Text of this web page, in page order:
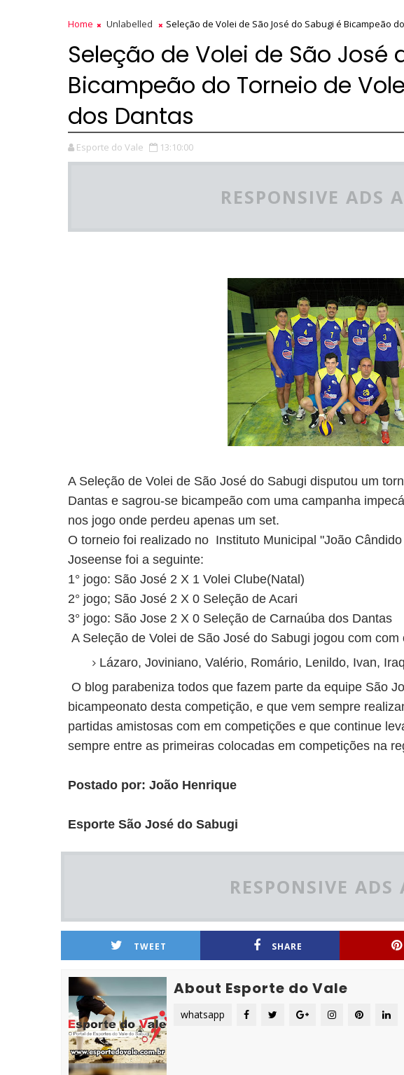
Home Unlabelled Seleção de Volei de São José do Sabugi é Bicampeão
Seleção de Volei de São José
Bicampeão do Torneio de
dos Dantas
Esporte do Vale 13:10:00
RESPONSIVE ADS
A Seleção de Volei de São José do Sabugi disputou um
Dantas e sagrou-se bicampeão com uma campanha
nos jogo onde perdeu apenas um set.
O torneio foi realizado no Instituto Municipal "João
Joseense foi a seguinte:
1° jogo: São José 2 X 1 Volei Clube(Natal)
2° jogo; São José 2 X 0 Seleção de Acari
3° jogo: São Jose 2 X 0 Seleção de Carnaúba dos Dantas
A Seleção de Volei de São José do Sabugi jogou com com
Lázaro, Joviniano, Valério, Romário, Lenildo, Ivan,
O blog parabeniza todos que fazem parte da equipe São
bicampeonato desta competição, e que vem sempre
partidas amistosas com em competições e que continue
sempre entre as primeiras colocadas em competições na
Postado por: João Henrique
Esporte São José do Sabugi
RESPONSIVE ADS
TWEET SHARE
About Esporte do Vale
whatsapp